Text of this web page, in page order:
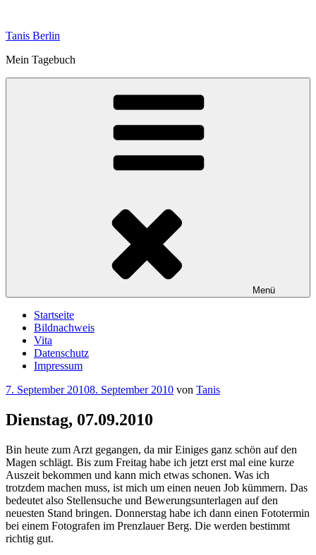
springen
Tanis Berlin
Mein Tagebuch
Menü
Startseite
Bildnachweis
Vita
Datenschutz
Impressum
Veröffentlicht
7. September 20108. September 2010 von Tanis
Dienstag, 07.09.2010
Bin heute zum Arzt gegangen, da mir Einiges ganz schön auf den
Magen schlägt. Bis zum Freitag habe ich jetzt erst mal eine kurze
Auszeit bekommen und kann mich etwas schonen. Was ich
trotzdem machen muss, ist mich um einen neuen Job kümmern. Das
bedeutet also Stellensuche und Bewerungsunterlagen auf den
neuesten Stand bringen. Donnerstag habe ich dann einen Fototermin
bei einem Fotografen im Prenzlauer Berg. Die werden bestimmt
richtig gut.